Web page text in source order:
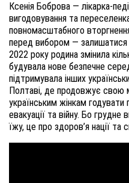
Ксенія Боброва — лікарка-
вигодовування та
повномасштабного
перед вибором — залишатися
2022 року родина змінила
будувала нове безпечне
підтримувала інших
Полтаві, де продовжує свою
українським жінкам
евакуації та війну. Бо
їжу, це про здоров’я нації та